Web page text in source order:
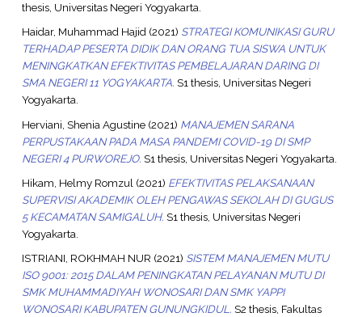
thesis, Universitas Negeri Yogyakarta.
Haidar, Muhammad Hajid (2021) STRATEGI KOMUNIKASI GURU
TERHADAP PESERTA DIDIK DAN ORANG TUA SISWA UNTUK
MENINGKATKAN EFEKTIVITAS PEMBELAJARAN DARING DI
SMA NEGERI 11 YOGYAKARTA. S1 thesis, Universitas Negeri
Yogyakarta.
Herviani, Shenia Agustine(2021) MANAJEMEN SARANA
PERPUSTAKAAN PADA MASA PANDEMI COVID-19 DI SMP
NEGERI 4 PURWOREJO. S1 thesis, Universitas Negeri Yogyakarta.
Hikam, Helmy Romzul (2021) EFEKTIVITAS PELAKSANAAN
SUPERVISI AKADEMIK OLEH PENGAWAS SEKOLAH DI GUGUS
5 KECAMATAN SAMIGALUH. S1 thesis, Universitas Negeri
Yogyakarta.
ISTRIANI, ROKHMAH NUR (2021) SISTEM MANAJEMEN MUTU
ISO 9001: 2015 DALAM PENINGKATAN PELAYANAN MUTU DI
SMK MUHAMMADIYAH WONOSARI DAN SMK YAPPI
WONOSARI KABUPATEN GUNUNGKIDUL. S2 thesis, Fakultas